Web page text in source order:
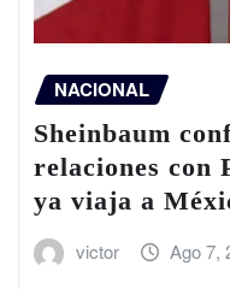
NACIONAL
Sheinbaum
relaciones con
ya viaja a
victor Ago 7,